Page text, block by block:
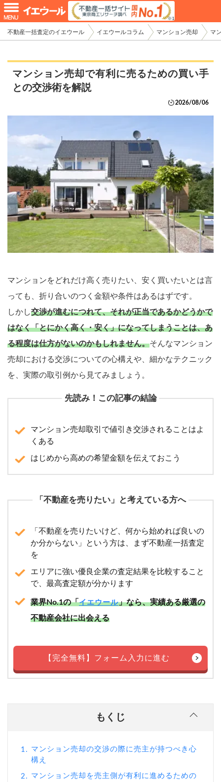
不動産一括査定のイエウール イエウールコラム マンション売却 マ
マンション売却で有利に売るための買い手
との交渉術を解説
2026/08/06
マンションをどれだけ高く売りたい、安く買いたいとは言
っても、折り合いのつく金額や条件はあるはずです。
しかし交渉が進むにつれて、それが正当であるかどうかで
はなく「とにかく高く・安く」になってしまうことは、あ
る程度は仕方がないのかもしれません。そんなマンション
売却における交渉についての心構えや、細かなテクニック
を、実際の取引例から見てみましょう。
先読み！この記事の結論
マンション売却取引で値引き交渉されることはよ
くある
はじめから高めの希望金額を伝えておこう
「不動産を売りたい」と考えている方へ
「不動産を売りたいけど、何から始めれば良いの
か分からない」という方は、まず不動産一括査定
を
エリアに強い優良企業の査定結果を比較すること
で、最高査定額が分かります
業界No.1の「イエウール」なら、実績ある厳選の
不動産会社に出会える
【完全無料】フォーム入力に進む
もくじ
1. マンション売却の交渉の際に売主が持つべき心
構え
2. マンション売却を売主側が有利に進めるための